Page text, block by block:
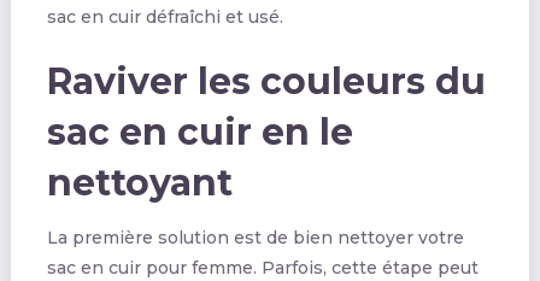
sac en cuir défraîchi et usé.
Raviver les couleurs du
sac en cuir en le
nettoyant
La première solution est de bien nettoyer votre
sac en cuir pour femme. Parfois, cette étape peut